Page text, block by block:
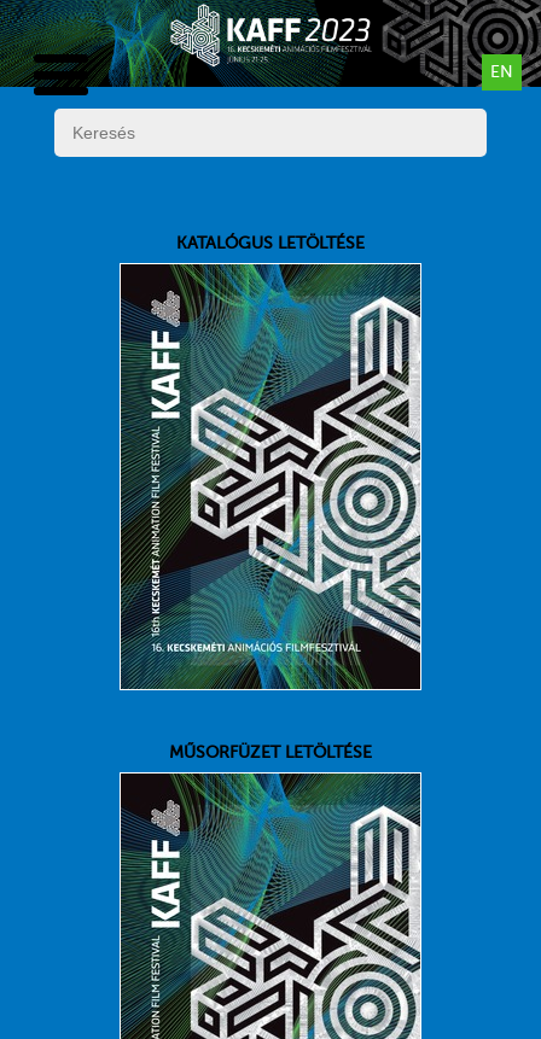
EN
KATALÓGUS LETÖLTÉSE
MŰSORFÜZET LETÖLTÉSE